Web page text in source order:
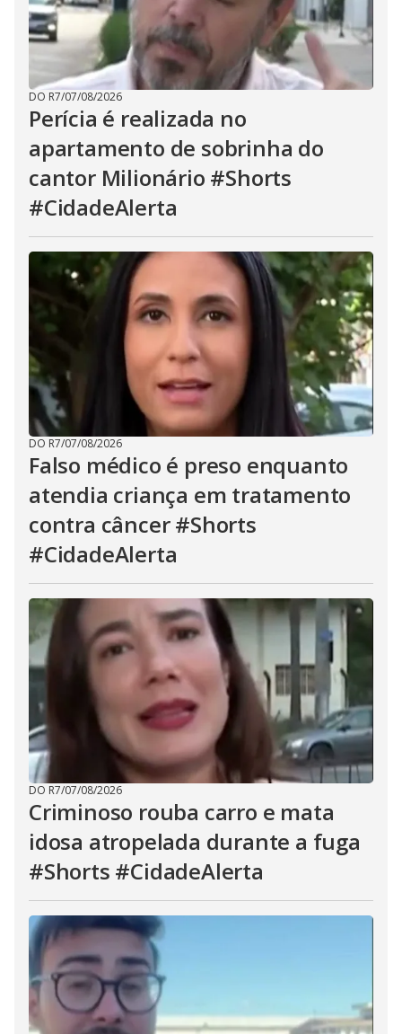
DO R7/07/08/2026
Perícia é realizada no
apartamento de sobrinha do
cantor Milionário #Shorts
#CidadeAlerta
DO R7/07/08/2026
Falso médico é preso enquanto
atendia criança em tratamento
contra câncer #Shorts
#CidadeAlerta
DO R7/07/08/2026
Criminoso rouba carro e mata
idosa atropelada durante a fuga
#Shorts #CidadeAlerta